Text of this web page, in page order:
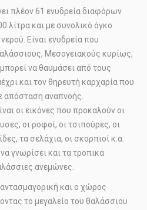
πλέον 61 ενυδρεία διαφόρων
λίτρα και µε συνολικό όγκο
Είναι ενυδρεία που
Μεσογειακούς κυρίως,
να θαυμάσει από τους
και τον θηρευτή καρχαρία που
απόσταση αναπνοής.
οι εικόνες που προκαλούν οι
οι ροφοί, οι τσιπούρες, οι
τα σελάχια, οι σκορπιοί κ.α.
γνωρίσει και τα τροπικά
ανεμώνες.
και ο χώρος
το μεγαλείο του θαλάσσιου